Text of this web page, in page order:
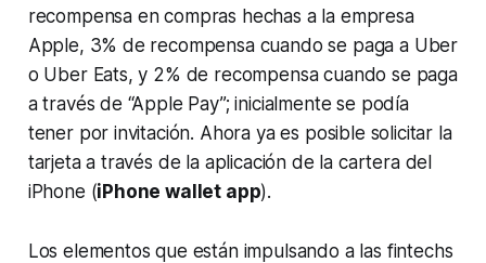
recompensa en compras hechas a la empresa
Apple, 3% de recompensa cuando se paga a Uber
o Uber Eats, y 2% de recompensa cuando se paga
a través de “Apple Pay”; inicialmente se podía
tener por invitación. Ahora ya es posible solicitar la
tarjeta a través de la aplicación de la cartera del
iPhone (iPhone wallet app).
Los elementos que están impulsando a las fintechs